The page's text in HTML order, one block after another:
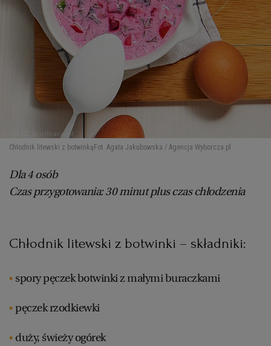
Chłodnik litewski z botwinką Fot. Agata Jakubowska / Agencja Wyborcza.pl
Dla 4 osób
Czas przygotowania: 30 minut plus czas chłodzenia
Chłodnik litewski z botwinki – składniki:
spory pęczek botwinki z małymi buraczkami
pęczek rzodkiewki
duży, świeży ogórek